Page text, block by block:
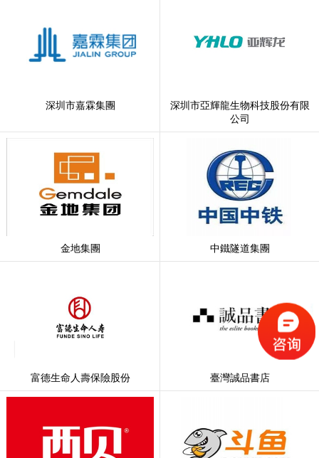
深圳市嘉霖集團
深圳市亞輝龍生物科技股份有限
公司
金地集團 中鐵隧道集團
富德生命人壽保險股份 臺灣誠品書店